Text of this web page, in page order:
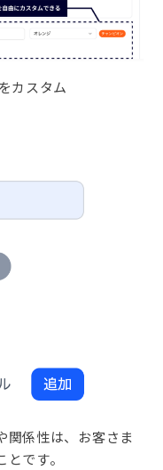
カスタム
関係性は、お客さま
です。